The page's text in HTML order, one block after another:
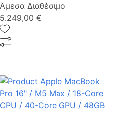
Άμεσα Διαθέσιμο
5.249,00 €